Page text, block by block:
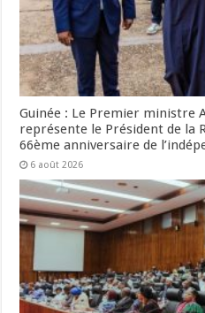
Guinée : Le Premier ministre
représente le Président de la
66ème anniversaire de
6 août 2026